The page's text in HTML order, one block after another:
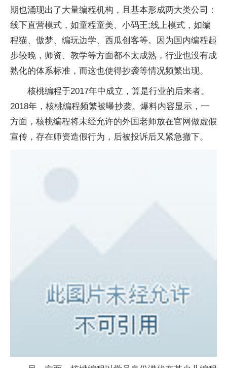
期也涌现出了大量编程机构，且基本形成两大类公司：
线下直营模式，如童程童美、小码王;线上模式，如编
程猫、傲梦、编玩边学、西瓜创客等。因为国内编程起
步较晚，师资、教学等方面都不太成熟，行业也没有成
熟化的体系标准，而这也使得抄袭等情况频繁出现。
核桃编程于2017年中成立，算是行业的后来者。
2018年，核桃编程频繁被曝抄袭。爆料内容显示，一
方面，核桃编程将未经允许的外国老师放在官网做虚假
宣传，存在师资造假行为，后被投诉后又紧急撤下。